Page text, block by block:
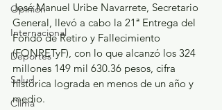
Opinión
Internacional
Deportes
Salud
Clima
José Manuel Uribe Navarrete, Secretario
General, llevó a cabo la 21ª Entrega del
Fondo de Retiro y Fallecimiento
(FONRETyF), con lo que alcanzó los 324
millones 149 mil 630.36 pesos, cifra
histórica lograda en menos de un año y
medio.